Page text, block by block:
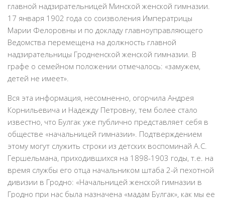
главной надзирательницей Минской женской гимназии.
17 января 1902 года со соизволения Императрицы
Марии Фелоровны и по докладу главноуправляющего
Ведомства перемещена на должность главной
надзирательницы Гродненской женской гимназии. В
графе о семейном положении отмечалось: «замужем,
детей не имеет».
Вся эта информация, несомненно, огорчила Андрея
Корнильевича и Надежду Петровну, тем более стало
известно, что Булгак уже публично представляет себя в
обществе «начальницей гимназии». Подтверждением
этому могут служить строки из детских воспоминай А.С.
Гершельмана, приходившихся на 1898-1903 годы, т.е. на
время службы его отца начальником штаба 2-й пехотной
дивизии в Гродно: «Начальницей женской гимназии в
Гродно при нас была назначена «мадам Булгак», как мы ее